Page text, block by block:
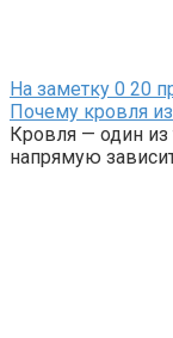
На заметку 0 20
Почему кровля
Кровля — один из
напрямую